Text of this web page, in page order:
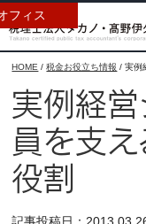
フィス
HOME /税金お役立ち情報 /実例
実例経
員を支
役割